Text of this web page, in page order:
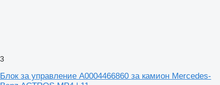
3
Блок за управление A0004466860 за камион Mercedes-